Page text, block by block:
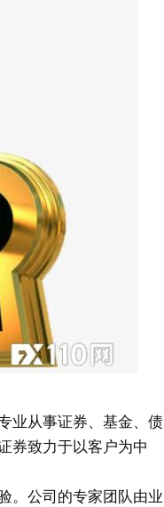
业从事证券、基金、债
券致力于以客户为中
。公司的专家团队由业